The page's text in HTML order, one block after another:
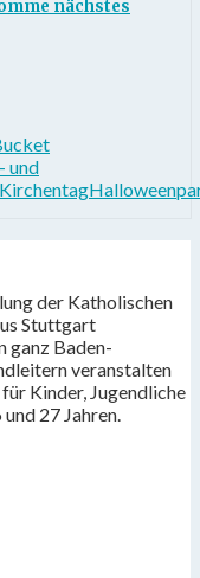
nächstes
und
Kirchentag
der Katholischen
Stuttgart
ganz Baden-
veranstalten
Kinder, Jugendliche
27 Jahren.